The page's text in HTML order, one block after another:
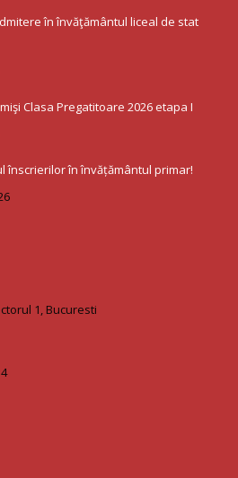
în învăţământul liceal de stat
Clasa Pregatitoare 2026 etapa I
înscrierilor în învățământul primar!
1, Bucuresti